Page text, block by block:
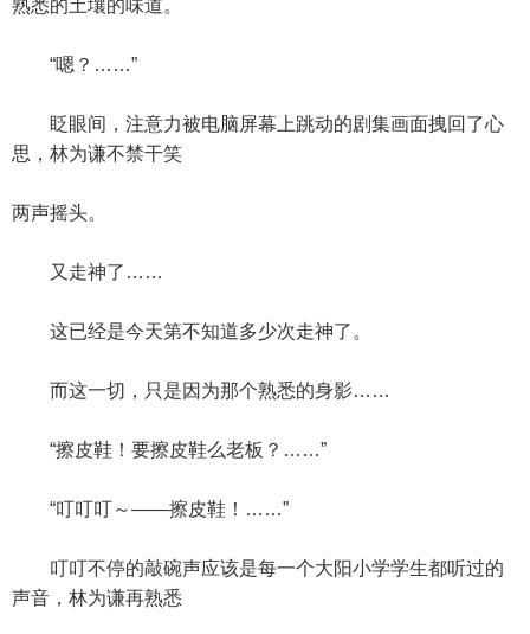
熟悉的土壤的味道。
“嗯？……”
眨眼间，注意力被电脑屏幕上跳动的剧集画面拽回了心
思，林为谦不禁干笑
两声摇头。
又走神了……
这已经是今天第不知道多少次走神了。
而这一切，只是因为那个熟悉的身影……
“擦皮鞋！要擦皮鞋么老板？……”
“叮叮叮～——擦皮鞋！……”
叮叮不停的敲碗声应该是每一个大阳小学学生都听过的
声音，林为谦再熟悉